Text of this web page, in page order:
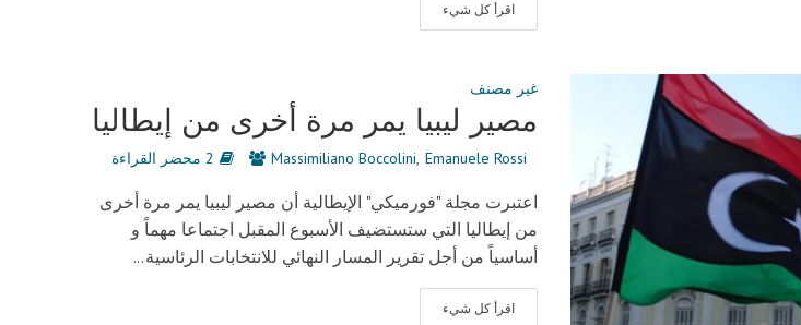
اقرأ كل شيء
غير مصنف
مصير ليبيا يمر مرة أخرى من إيطاليا
Massimiliano Boccolini Emanuele Rossi 2 محضر القراءة
اعتبرت مجلة "فورميكي" الإيطالية أن مصير ليبيا يمر مرة أخرى
من إيطاليا التي ستستضيف الأسبوع المقبل اجتماعا مهماً و
أساسياً من أجل تقرير المسار النهائي للانتخابات الرئاسية...
اقرأ كل شيء